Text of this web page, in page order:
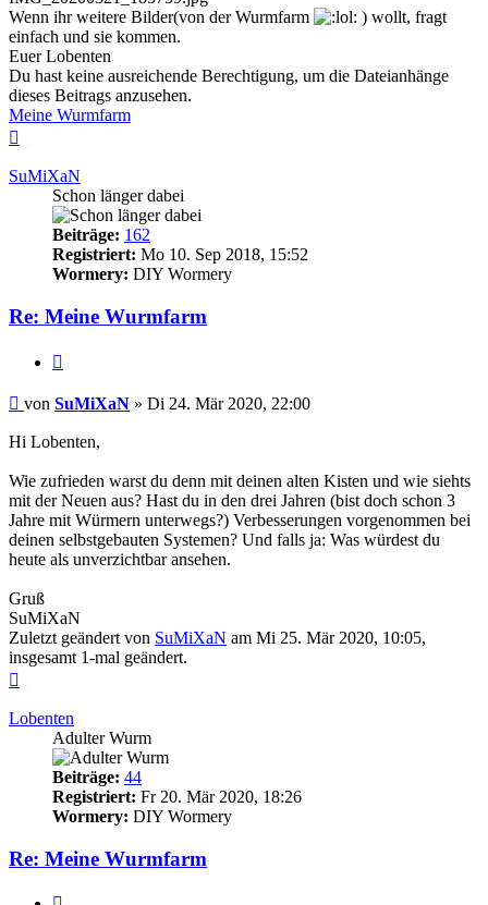
Wenn ihr weitere Bilder(von der Wurmfarm
) wollt, fragt
einfach und sie kommen.
Euer Lobenten
Du hast keine ausreichende Berechtigung, um die Dateianhänge
dieses Beitrags anzusehen.
Meine Wurmfarm
SuMiXaN
Schon länger dabei
Beiträge: 162
Registriert: Mo 10. Sep 2018, 15:52
Wormery: DIY Wormery
Re: Meine Wurmfarm
Beitrag
von SuMiXaN » Di 24. Mär 2020, 22:00
Hi Lobenten,
Wie zufrieden warst du denn mit deinen alten Kisten und wie siehts
mit der Neuen aus? Hast du in den drei Jahren (bist doch schon 3
Jahre mit Würmern unterwegs?) Verbesserungen vorgenommen bei
deinen selbstgebauten Systemen? Und falls ja: Was würdest du
heute als unverzichtbar ansehen.
Gruß
SuMiXaN
Zuletzt geändert von SuMiXaN am Mi 25. Mär 2020, 10:05,
insgesamt 1-mal geändert.
Lobenten
Adulter Wurm
Beiträge: 44
Registriert: Fr 20. Mär 2020, 18:26
Wormery: DIY Wormery
Re: Meine Wurmfarm